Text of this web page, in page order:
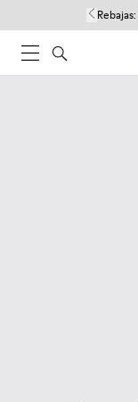
Rebajas: